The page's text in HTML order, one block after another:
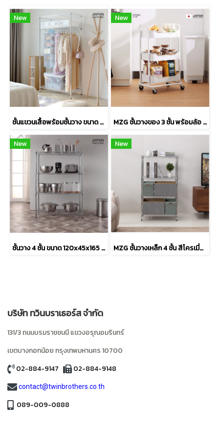
New
ชั้นแขวนเสื้อพร้อมชั้นวาง ขนาด 90x45x180 สีโครเมี่ยม
New
MZG ชั้นวางของ 3 ชั้น พร้อมล้อ สีขาว
New
ชั้นวาง 4 ชั้น ขนาด 120x45x165 cm. รับน้ำหนัก 600 kg.
New
MZG ชั้นวางเหล็ก 4 ชั้น สีโครเมี่ยม ขนาด 75x35x150 cm.
บริษัท ทวินบราเธอร์ส จำกัด
131/3 ถนนบรมราชชนนี แขวงอรุณอมรินทร์
เขตบางกอกน้อยกรุงเทพมหานคร10700
02-884-9147
02-884-9148
contact@twinbrothers.co.th
089-009-0888